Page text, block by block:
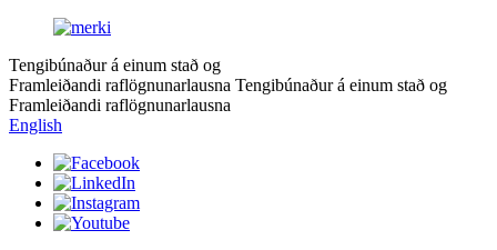
Tengibúnaður á einum stað og
Framleiðandi raflögnunarlausna Tengibúnaður á einum stað og
Framleiðandi raflögnunarlausna
English